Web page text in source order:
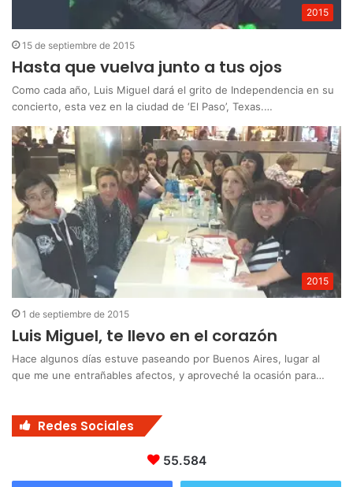
2015
15 de septiembre de 2015
Hasta que vuelva junto a tus ojos
Como cada año, Luis Miguel dará el grito de Independencia en su
concierto, esta vez en la ciudad de ‘El Paso’, Texas.…
2015
1 de septiembre de 2015
Luis Miguel, te llevo en el corazón
Hace algunos días estuve paseando por Buenos Aires, lugar al
que me une entrañables afectos, y aproveché la ocasión para…
Redes Sociales
55.584